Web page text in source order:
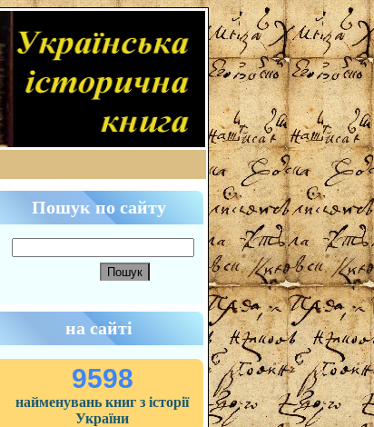
Пошук по сайту
на сайті
9598
найменувань книг з історії
України